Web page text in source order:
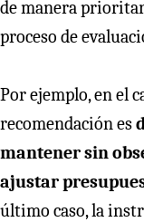
de manera
proceso de
Por ejemplo, en el
recomendación es
mantener sin
ajustar
último caso, la